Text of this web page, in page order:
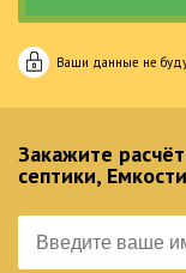
Ваши данные не
Закажите
септики,